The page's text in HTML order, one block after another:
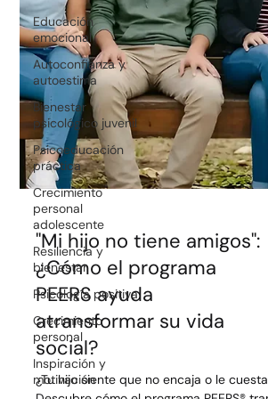
Educación
emocional
Autoconfianza y
autoestima
Bienestar
psicológico juvenil
Psicoeducación
práctica
Crecimiento
personal
adolescente
Resiliencia y
bienestar
Psicología positiva
Crecimiento
personal
Inspiración y
motivación
"Mi hijo no tiene amigos":
¿Cómo el programa